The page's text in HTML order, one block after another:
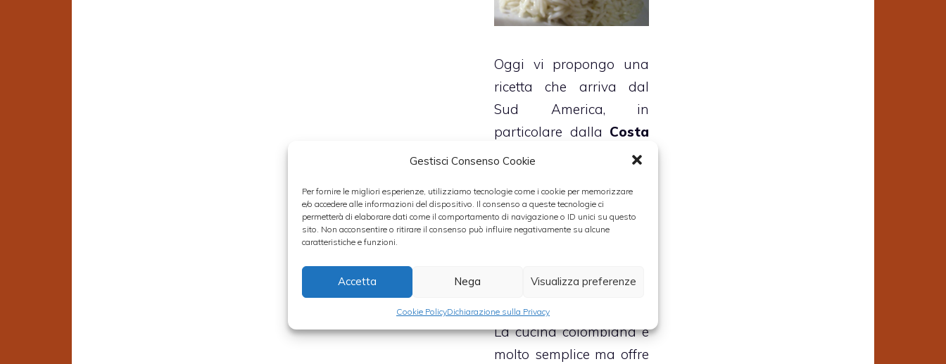
Gestisci Consenso Cookie
Per fornire le migliori esperienze, utilizziamo tecnologie come i cookie per memorizzare
e/o accedere alle informazioni del dispositivo. Il consenso a queste tecnologie ci
permetterà di elaborare dati come il comportamento di navigazione o ID unici su questo
sito. Non acconsentire o ritirare il consenso può influire negativamente su alcune
caratteristiche e funzioni.
Accetta Nega Visualizza preferenze
Cookie PolicyDichiarazione sulla Privacy
Oggi vi propongo una
ricetta che arriva dal
Sud America, in
particolare dalla Costa
Caribe colombiana
riso al cocco, piatto
tipico di Cartagena, città
divertimenti.
La cucina colombiana è
molto semplice ma offre